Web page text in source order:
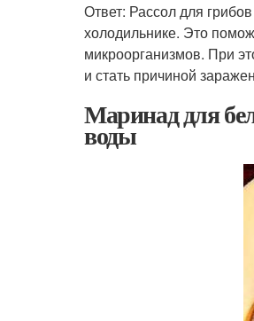
Ответ: Рассол для
холодильнике. Это
микроорганизмов. При
и стать причиной
Маринад для
воды